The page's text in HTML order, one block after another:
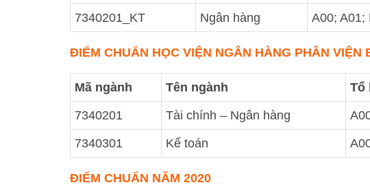
7340201_KT Ngân hàng A00; A01;
ĐIỂM CHUẨN HỌC VIỆN NGÂN HÀNG PHÂN VIỆN
Mã ngành Tên ngành Tổ
7340201 Tài chính – Ngân hàng
7340301 Kế toán
ĐIỂM CHUẨN NĂM 2020